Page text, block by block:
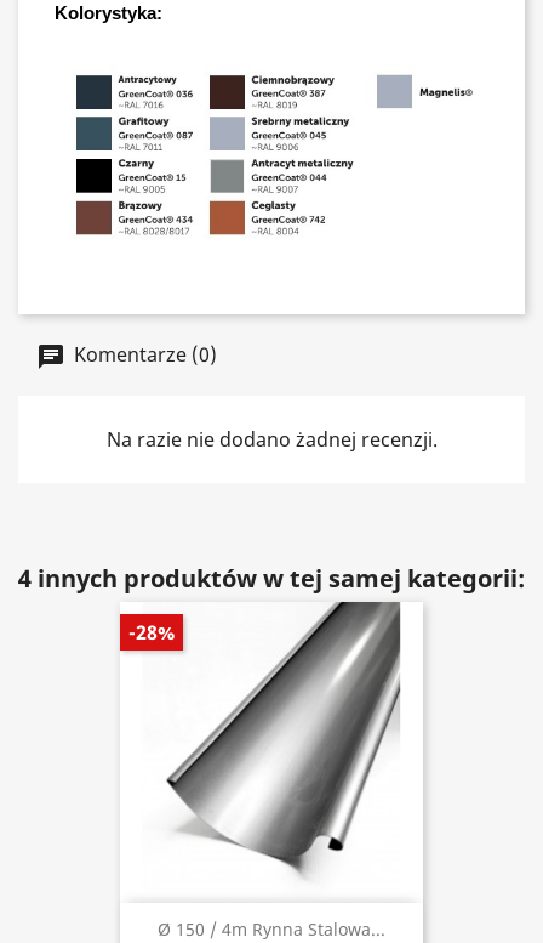
Kolorystyka:
Komentarze (0)
Na razie nie dodano żadnej recenzji.
4 innych produktów w tej samej kategorii:
Ø 150 / 4m Rynna Stalowa...
-28%